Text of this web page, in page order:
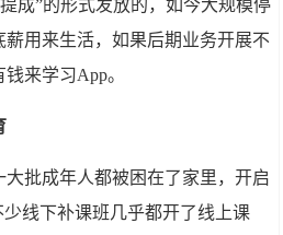
成”的形式发放的，如今大规模停
用来生活，如果后期业务开展不
来学习App。
批成年人都被困在了家里，开启
线下补课班几乎都开了线上课